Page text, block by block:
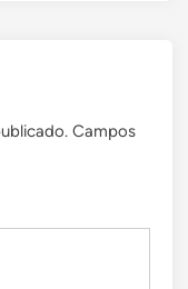
Campos